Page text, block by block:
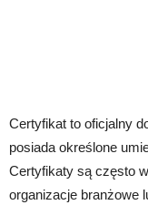
Certyfikat to oficjalny
posiada określone
Certyfikaty są często
organizacje branżowe